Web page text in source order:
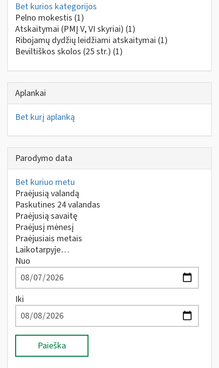
Bet kurios kategorijos
Pelno mokestis (1)
Atskaitymai (PMĮ V, VI skyriai) (1)
Ribojamų dydžių leidžiami atskaitymai (1)
Beviltiškos skolos (25 str.) (1)
Aplankai
Bet kurį aplanką
Parodymo data
Bet kuriuo metu
Praėjusią valandą
Paskutines 24 valandas
Praėjusią savaitę
Praėjusį mėnesį
Praėjusiais metais
Laikotarpyje…
Nuo
Iki
Paieška